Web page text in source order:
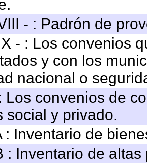
- : Padrón de
- : Los convenios
y con los
nacional o
Los convenios de
social y privado.
: Inventario de
: Inventario de